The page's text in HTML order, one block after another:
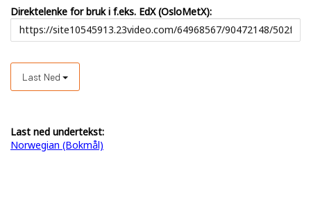
Direktelenke for bruk i f.eks. EdX (OsloMetX):
Last Ned
Last ned undertekst:
Norwegian (Bokmål)